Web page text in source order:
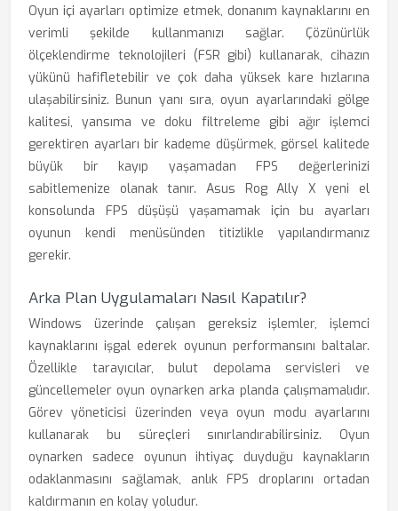
Oyun içi ayarları optimize etmek, donanım kaynaklarını en
verimli şekilde kullanmanızı sağlar. Çözünürlük
ölçeklendirme teknolojileri (FSR gibi) kullanarak, cihazın
yükünü hafifletebilir ve çok daha yüksek kare hızlarına
ulaşabilirsiniz. Bunun yanı sıra, oyun ayarlarındaki gölge
kalitesi, yansıma ve doku filtreleme gibi ağır işlemci
gerektiren ayarları bir kademe düşürmek, görsel kalitede
büyük bir kayıp yaşamadan FPS değerlerinizi
sabitlemenize olanak tanır. Asus Rog Ally X yeni el
konsolunda FPS düşüşü yaşamamak için bu ayarları
oyunun kendi menüsünden titizlikle yapılandırmanız
gerekir.
Arka Plan Uygulamaları Nasıl Kapatılır?
Windows üzerinde çalışan gereksiz işlemler, işlemci
kaynaklarını işgal ederek oyunun performansını baltalar.
Özellikle tarayıcılar, bulut depolama servisleri ve
güncellemeler oyun oynarken arka planda çalışmamalıdır.
Görev yöneticisi üzerinden veya oyun modu ayarlarını
kullanarak bu süreçleri sınırlandırabilirsiniz. Oyun
oynarken sadece oyunun ihtiyaç duyduğu kaynakların
odaklanmasını sağlamak, anlık FPS droplarını ortadan
kaldırmanın en kolay yoludur.